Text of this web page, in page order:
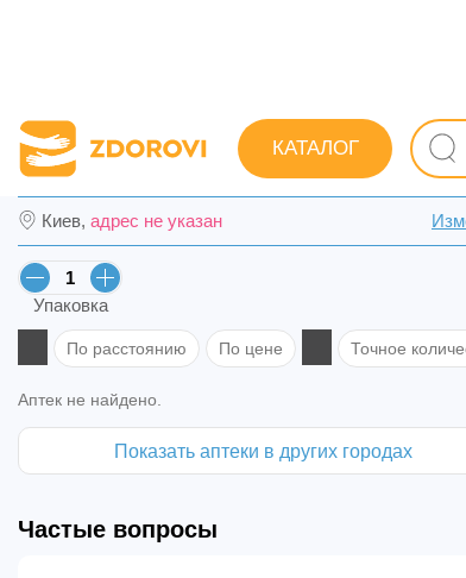
КАТАЛОГ
Поиск лекарств Лекарства Сердечно-
Лимистин 40 табл. п/о 40 мг №30
Киев, адрес не указан
Упаковка
По расстоянию По цене Точное
Аптек не найдено.
Показать аптеки в других городах
Частые вопросы